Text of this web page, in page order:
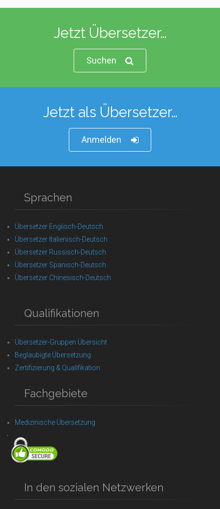
Jetzt Übersetzer…
Suchen
Jetzt als Übersetzer…
Anmelden
Sprachen
Übersetzer Englisch-Deutsch
Übersetzer Italienisch-Deutsch
Übersetzer Russisch-Deutsch
Übersetzer Spanisch-Deutsch
Übersetzer Chinesisch-Deutsch
Qualifikationen
Übersetzer-Gruppen Übersicht
Beglaubigte Übersetzung
Zertifizierung & Qualifikation
Fachgebiete
Medizinische Übersetzung
In den sozialen Netzwerken